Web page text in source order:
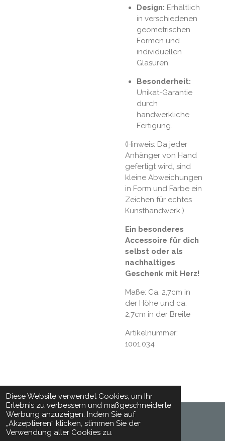
Diese Website verwendet Cookies, um Ihr
Erlebnis zu verbessern und maßgeschneiderte
Werbung anzuzeigen. Indem Sie auf
„Akzeptieren“ klicken, stimmen Sie der
Verwendung aller Cookies zu.
Design: Erhältlich
in verschiedenen
geometrischen
Formen und
individuellen
Glasuren.
Besonderheit:
Unikat-Garantie
durch
handwerkliche
Fertigung.
(Hinweis: Da jeder
Anhänger von Hand
gefertigt wird, sind
kleine Abweichungen
in Form und Farbe ein
Zeichen für echtes
Kunsthandwerk.)
Ein besonderes
Accessoire für dich
selbst oder als
nachhaltiges
Geschenk mit Herz!
Maße: Ca. 2,7cm in
der Höhe und ca.
2,7cm in der Breite
Artikelnummer:
1001.034
© 2024 - 2026 Toepferhaft